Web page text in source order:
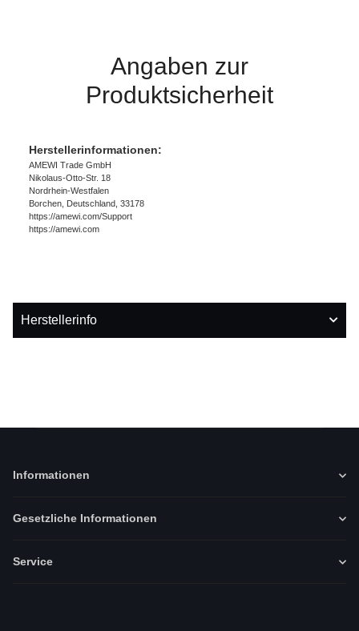
Angaben zur
Produktsicherheit
Herstellerinformationen:
AMEWI Trade GmbH
Nikolaus-Otto-Str. 18
Nordrhein-Westfalen
Borchen, Deutschland, 33178
https://amewi.com/Support
https://amewi.com
Herstellerinfo
Informationen
Gesetzliche Informationen
Service